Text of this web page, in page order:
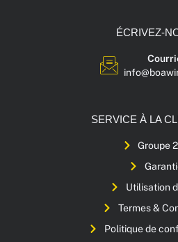
ÉCRIVEZ-
SERVICE À LA
Groupe
Utilisation
Termes &
Politique de